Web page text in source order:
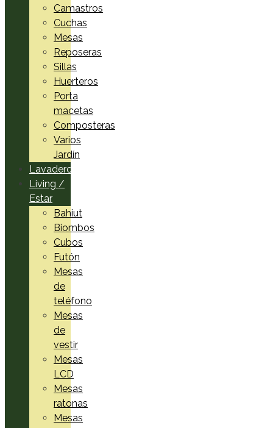
Camastros
Cuchas
Mesas
Reposeras
Sillas
Huerteros
Porta
macetas
Composteras
Varios
Jardín
Lavadero
Living /
Estar
Bahiut
Biombos
Cubos
Futón
Mesas
de
teléfono
Mesas
de
vestir
Mesas
LCD
Mesas
ratonas
Mesas